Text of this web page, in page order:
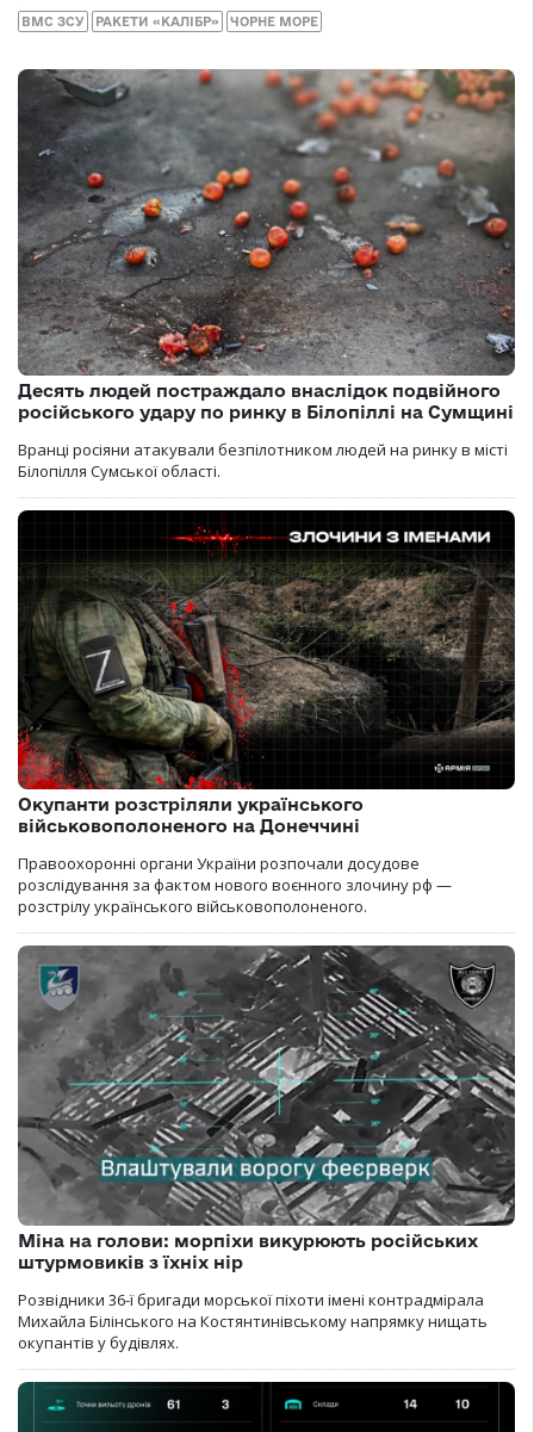
ВМС ЗСУ РАКЕТИ «КАЛІБР» ЧОРНЕ МОРЕ
Десять людей постраждало внаслідок подвійного
російського удару по ринку в Білопіллі на Сумщині
Вранці росіяни атакували безпілотником людей на ринку в місті
Білопілля Сумської області.
Окупанти розстріляли українського
військовополоненого на Донеччині
Правоохоронні органи України розпочали досудове
розслідування за фактом нового воєнного злочину рф —
розстрілу українського військовополоненого.
Міна на голови: морпіхи викурюють російських
штурмовиків з їхніх нір
Розвідники 36-ї бригади морської піхоти імені контрадмірала
Михайла Білінського на Костянтинівському напрямку нищать
окупантів у будівлях.